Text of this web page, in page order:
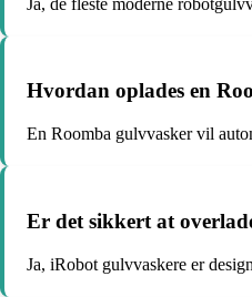
Hvordan oplades en
En Roomba gulvvasker vil
Er det sikkert at
Ja, iRobot gulvvaskere er